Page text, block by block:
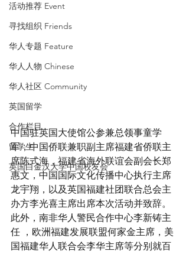
活动推荐 Event
寻找组织 Friends
华人专题 Feature
华人人物 Chinese
华人社区 Community
英国留学
合作栏目
留学生
英国白金汉大学中国校友会
中国驻英国大使馆公参兼总领事童学
军，中国侨联兼职副主席福建省侨联主
席陈式海，福建省海外联谊会副会长郑
惠文，中国国际文化传播中心执行主席
龙宇翔，以及英国福建社团联合总会主
办方李光喜主席出席本次活动并致辞。
此外，南非华人警民合作中心李新铸主
任 ，欧洲福建发展联盟何家金主席，美
国福建华人联合会李华主席等分别就百